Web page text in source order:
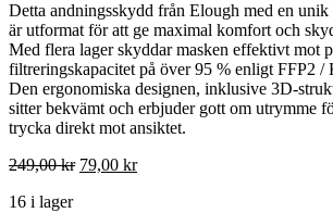
Detta andningsskydd från Elough med en unik
är utformat för att ge maximal komfort och
Med flera lager skyddar masken effektivt mot
filtreringskapacitet på över 95 % enligt FFP2 /
Den ergonomiska designen, inklusive 3D-
sitter bekvämt och erbjuder gott om utrymme
trycka direkt mot ansiktet.
249,00kr 79,00 kr
16 i lager